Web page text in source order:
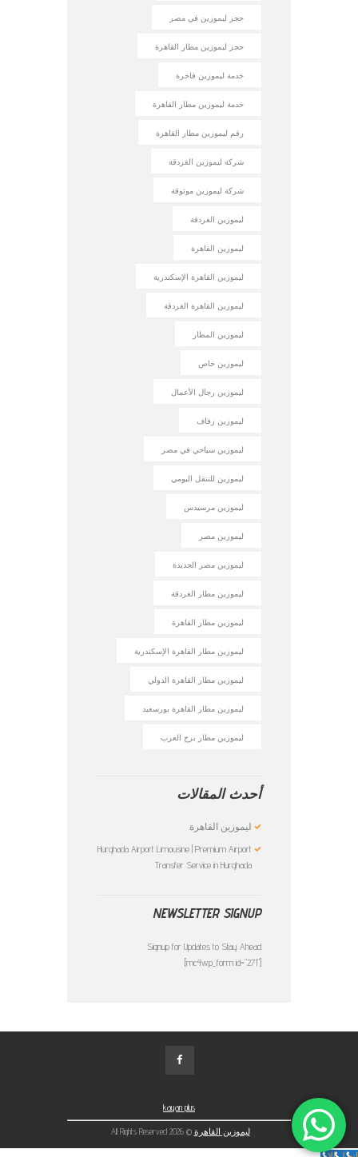
حجز ليموزين في مصر
حجز ليموزين مطار القاهرة
خدمة ليموزين فاخرة
خدمة ليموزين مطار القاهرة
رقم ليموزين مطار القاهرة
شركة ليموزين الغردقة
شركة ليموزين موثوقة
ليموزين الغردقة
ليموزين القاهرة
ليموزين القاهرة الإسكندرية
ليموزين القاهرة الغردقة
ليموزين المطار
ليموزين خاص
ليموزين رجال الأعمال
ليموزين زفاف
ليموزين سياحي في مصر
ليموزين للتنقل اليومي
ليموزين مرسيدس
ليموزين مصر
ليموزين مصر الجديدة
ليموزين مطار الغردقة
ليموزين مطار القاهرة
ليموزين مطار القاهرة الإسكندرية
ليموزين مطار القاهرة الدولي
ليموزين مطار القاهرة بورسعيد
ليموزين مطار برج العرب
أحدث المقالات
ليموزين القاهرة
Hurghada Airport Limousine | Premium Airport
Transfer Service in Hurghada
NEWSLETTER SIGNUP
Signup for Updates to Stay Ahead
[mc4wp_form id="271"]
kayan plus
ليموزين القاهرة © 2026 All Rights Reserved